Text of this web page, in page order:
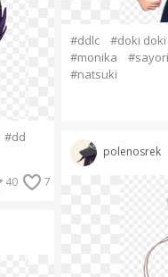
#dd
40 7
#ddlc
#doki
#monika
#sayori
#natsuki
polenosrek